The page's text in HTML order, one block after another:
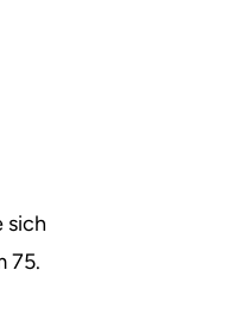
sich
75.